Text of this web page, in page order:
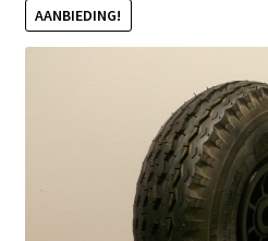
Mijn Account
AANBIEDING!